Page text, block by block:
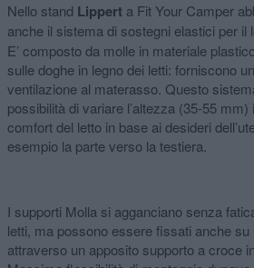
Nello stand Lippert a Fit Your Camper
anche il sistema di sostegni elastici per il
E’ composto da molle in materiale
sulle doghe in legno dei letti: forniscono
ventilazione al materasso. Questo
possibilità di variare l’altezza (35-55
comfort del letto in base ai desideri
esempio la parte verso la testiera.
I supporti Molla si agganciano senza
letti, ma possono essere fissati anche su
attraverso un apposito supporto a croce